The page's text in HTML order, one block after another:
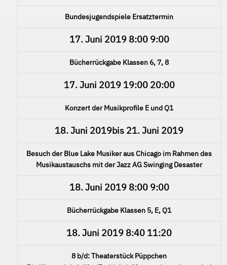
Bundesjugendspiele Ersatztermin
17. Juni 20198:00 9:00
Bücherrückgabe Klassen 6, 7, 8
17. Juni 201919:00 20:00
Konzert der Musikprofile E und Q1
18. Juni 2019bis 21. Juni 2019
Besuch der Blue Lake Musiker aus Chicago im Rahmen des
Musikaustauschs mit der Jazz AG Swinging Desaster
18. Juni 20198:00 9:00
Bücherrückgabe Klassen 5, E, Q1
18. Juni 2019 8:40 11:20
8 b/d: Theaterstück Püppchen